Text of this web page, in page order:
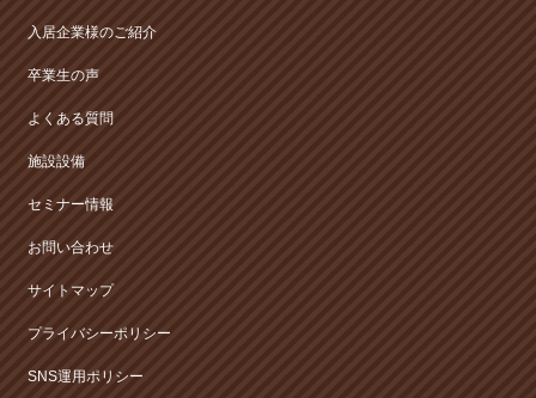
入居企業様のご紹介
卒業生の声
よくある質問
施設設備
セミナー情報
お問い合わせ
サイトマップ
プライバシーポリシー
SNS運用ポリシー